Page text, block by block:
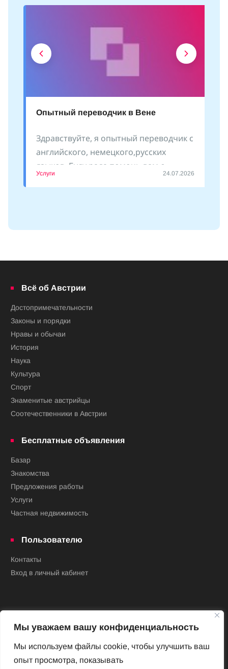
Мы уважаем вашу конфиденциальность
Мы используем файлы cookie, чтобы улучшить ваш
опыт просмотра, показывать
Опытный переводчик в Вене
Здравствуйте, я опытный переводчик с
английского, немецкого,русских
языков. Буду рада помочь вам с
оформлением документов, сопровожу
Услуги 24.07.2026
Всё об Австрии
Достопримечательности
Законы и порядки
Нравы и обычаи
История
Наука
Культура
Спорт
Знаменитые австрийцы
Соотечественники в Австрии
Бесплатные объявления
Базар
Знакомства
Предложения работы
Услуги
Частная недвижимость
Пользователю
Контакты
Вход в личный кабинет
Новый Венский журнал